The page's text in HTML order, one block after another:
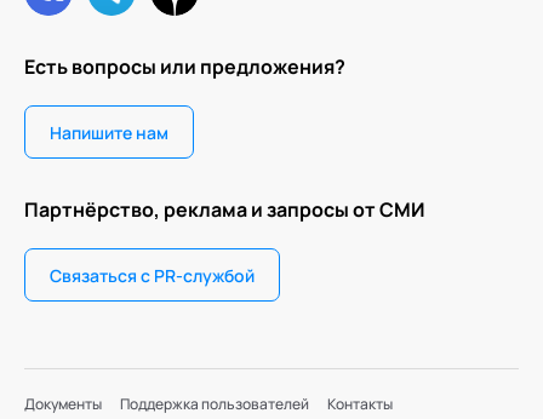
Есть вопросы или предложения?
Напишите нам
Партнёрство, реклама и запросы от СМИ
Связаться с PR-службой
Документы Поддержка пользователей Контакты